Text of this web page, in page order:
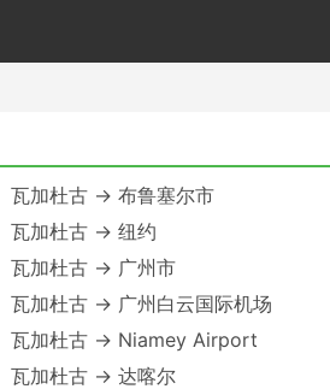
瓦加杜古 → 布鲁塞尔市
瓦加杜古 → 纽约
瓦加杜古 → 广州市
瓦加杜古 → 广州白云国际机场
瓦加杜古 → Niamey Airport
瓦加杜古 → 达喀尔